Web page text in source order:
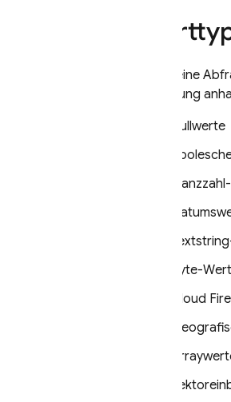
Wenn eine
Sortierung
Nullwerte
Byte-
Cloud